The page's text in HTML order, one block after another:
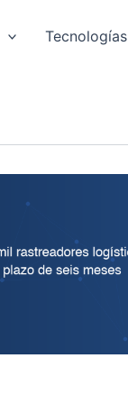
Tecnologías